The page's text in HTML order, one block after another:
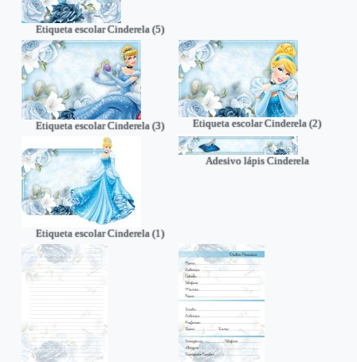
Etiqueta escolar Cinderela (5)
Etiqueta escolar Cinderela (3) Etiqueta escolar Cinderela (2)
Etiqueta escolar Cinderela (1)
Adesivo lápis Cinderela